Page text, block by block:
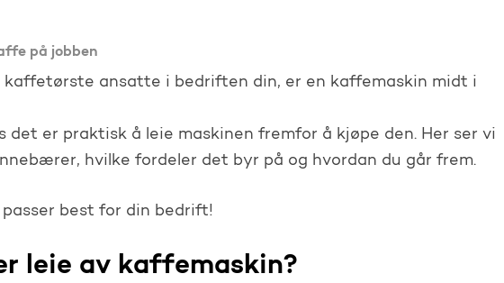
på jobben
kaffetørste ansatte i bedriften din, er en kaffemaskin midt i
det er praktisk å leie maskinen fremfor å kjøpe den. Her ser vi
hvilke fordeler det byr på og hvordan du går frem.
best for din bedrift!
leie av kaffemaskin?